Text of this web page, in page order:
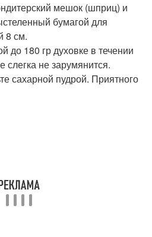
мешок (шприц) и
бумагой для
8 см.
до 180 гр духовке в течении
слегка не зарумянится.
сахарной пудрой. Приятного